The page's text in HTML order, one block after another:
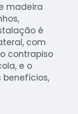
madeira
é
com
contrapiso
e o
benefícios,